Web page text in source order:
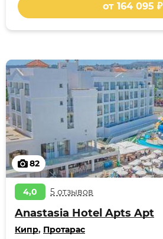
от 164 095 ₽
82
4,0 5 отзывов
Anastasia Hotel Apts Apt
Кипр, Протарас